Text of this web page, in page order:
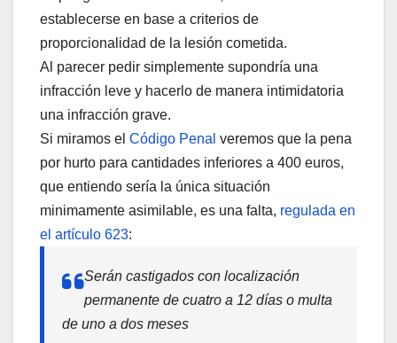
establecerse en base a criterios de
proporcionalidad de la lesión cometida.
Al parecer pedir simplemente supondría una
infracción leve y hacerlo de manera intimidatoria
una infracción grave.
Si miramos el Código Penal veremos que la pena
por hurto para cantidades inferiores a 400 euros,
que entiendo sería la única situación
minimamente asimilable, es una falta, regulada en
el artículo 623:
Serán castigados con localización
permanente de cuatro a 12 días o multa
de uno a dos meses